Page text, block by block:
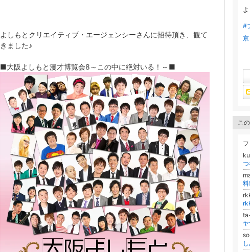
よしもとクリエイティブ・エージェンシーさんに招待頂き、観て
きました♪
■大阪よしもと漫才博覧会8～この中に絶対いる！～■
#
京
こ